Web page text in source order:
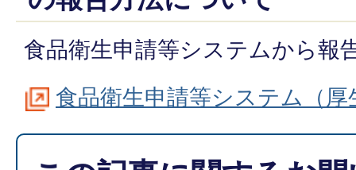
食品衛生申請等システムから報
食品衛生申請等システム（厚